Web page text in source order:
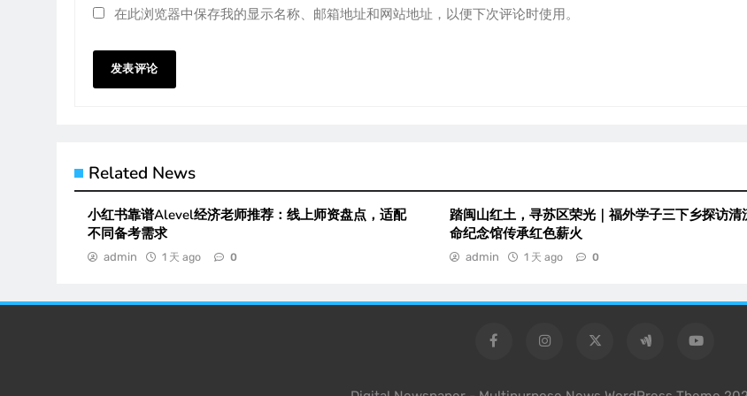
在此浏览器中保存我的显示名称、邮箱地址和网站地址，以便下次评论时使用。
Related News
小红书靠谱Alevel经济老师推荐：线上师资盘点，适配
不同备考需求
admin 1 天 ago 0
踏闽山红土，寻苏区荣光｜福外学子三下乡探访清
命纪念馆传承红色薪火
admin 1 天 ago 0